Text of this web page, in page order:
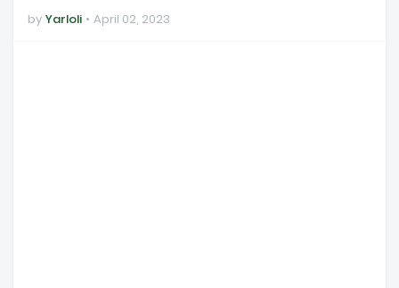
by Yarloli April 02, 2023